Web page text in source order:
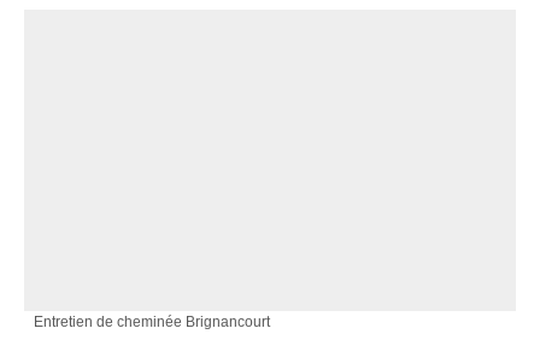
Entretien de cheminée Brignancourt